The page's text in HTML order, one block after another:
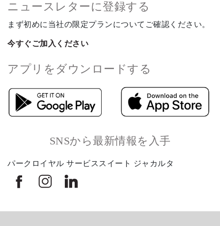
ニュースレターに登録する
まず初めに当社の限定プランについてご確認ください。
今すぐご加入ください
アプリをダウンロードする
SNSから最新情報を入手
パークロイヤル サービススイート ジャカルタ